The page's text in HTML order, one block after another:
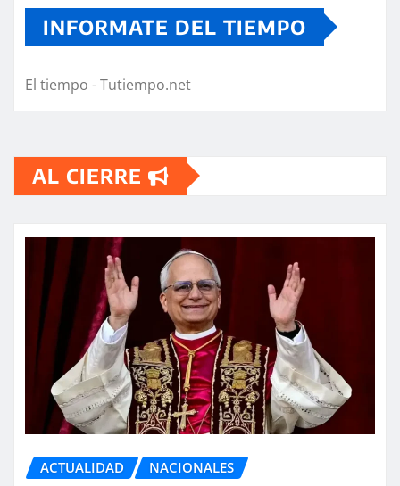
INFORMATE DEL TIEMPO
El tiempo - Tutiempo.net
AL CIERRE
ACTUALIDAD NACIONALES